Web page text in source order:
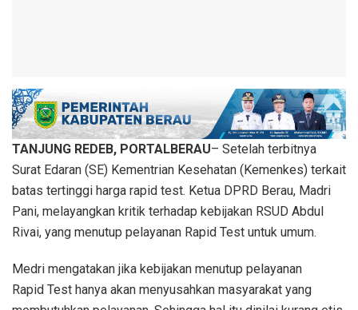
TANJUNG REDEB, PORTALBERAU– Setelah terbitnya
Surat Edaran (SE) Kementrian Kesehatan (Kemenkes) terkait
batas tertinggi harga rapid test. Ketua DPRD Berau, Madri
Pani, melayangkan kritik terhadap kebijakan RSUD Abdul
Rivai, yang menutup pelayanan Rapid Test untuk umum.
Medri mengatakan jika kebijakan menutup pelayanan
Rapid Test hanya akan menyusahkan masyarakat yang